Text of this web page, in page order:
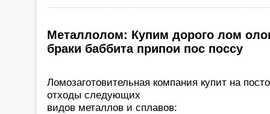
Металлолом: Купим дорого лом
браки баббита припои пос поссу
Ломозаготовительная компания купит на
отходы следующих
видов металлов и сплавов: